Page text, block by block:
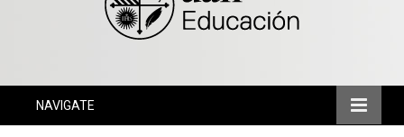
NAVIGATE